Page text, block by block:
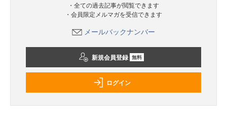
・全ての過去記事が閲覧できます
・会員限定メルマガを受信できます
メールバックナンバー
新規会員登録 無料
ログイン